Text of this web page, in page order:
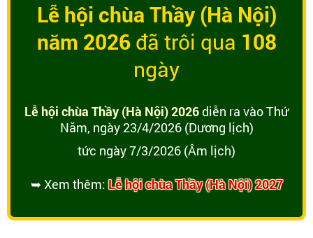
Lễ hội chùa Thầy (Hà Nội)
năm 2026đã trôi qua 108
ngày
Lễ hội chùa Thầy (Hà Nội) 2026diễn ra vào Thứ
Năm, ngày 23/4/2026 (Dương lịch)
tức ngày 7/3/2026 (Âm lịch)
➥ Xem thêm:Lễ hội chùa Thầy (Hà Nội) 2027